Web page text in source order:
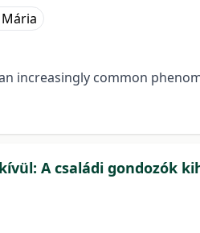
increasingly common
A családi gondozók